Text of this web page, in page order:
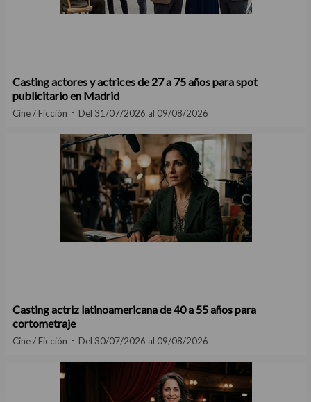
Casting actores y actrices de 27 a 75 años para spot
publicitario en Madrid
Cine / Ficción Del 31/07/2026 al 09/08/2026
Casting actriz latinoamericana de 40 a 55 años para
cortometraje
Cine / Ficción Del 30/07/2026 al 09/08/2026